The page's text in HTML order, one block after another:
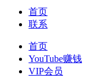
首页
联系
首页
YouTube赚钱
VIP会员